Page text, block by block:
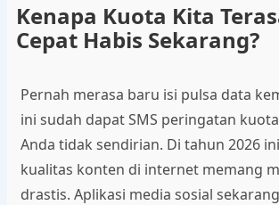
Kenapa Kuota Kita
Cepat Habis Sekarang?
Pernah merasa baru isi pulsa data
ini sudah dapat SMS peringatan
Anda tidak sendirian. Di tahun 2026
kualitas konten di internet memang
drastis. Aplikasi media sosial